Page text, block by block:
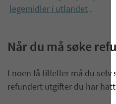
legemidler i utlandet .
Når du må søke
I noen få tilfeller må du selv
refundert utgifter du har